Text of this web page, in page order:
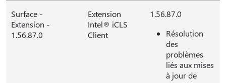
Surface -
Extension -
1.56.87.0
Extension
Intel® iCLS
Client
1.56.87.0
Résolution
des
problèmes
liés aux mises
à jour de